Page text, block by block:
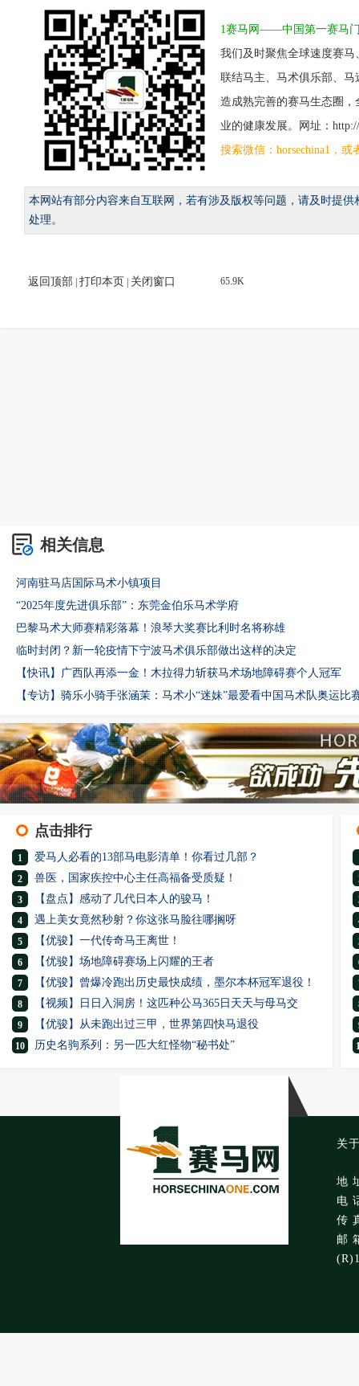
1赛马网——中国第一赛马
我们及时聚焦全球速度赛
联结马主、马术俱乐部、
造成熟完善的赛马生态圈
业的健康发展。网址：http://
搜索微信：horsechina1，
本网站有部分内容来自互联网，若有涉及版权等问题，请及时提
处理。
返回顶部 | 打印本页 | 关闭窗口 65.9K
相关信息
河南驻马店国际马术小镇项目
“2025年度先进俱乐部”：东莞金伯乐马术学府
巴黎马术大师赛精彩落幕！浪琴大奖赛比利时名将称雄
临时封闭？新一轮疫情下宁波马术俱乐部做出这样的决定
【快讯】广西队再添一金！木拉得力斩获马术场地障碍赛个人冠军
【专访】骑乐小骑手张涵茉：马术小“迷妹”最爱看中国马术队奥运比
点击排行
1 爱马人必看的13部马电影清单！你看过几部？
2 兽医，国家疾控中心主任高福备受质疑！
3 【盘点】感动了几代日本人的骏马！
4 遇上美女竟然秒射？你这张马脸往哪搁呀
5 【优骏】一代传奇马王离世！
6 【优骏】场地障碍赛场上闪耀的王者
7 【优骏】曾爆冷跑出历史最快成绩，墨尔本杯冠军退役！
8 【视频】日日入洞房！这匹种公马365日天天与母马交
9 【优骏】从未跑出过三甲，世界第四快马退役
10 历史名驹系列：另一匹大红怪物“秘书处”
关
地
电
传
邮